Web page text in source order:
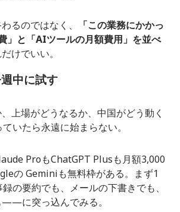
るのではなく、
「この業務にかかっ
」と「AIツールの月額費用」を並べ
けでいい。
中に試す
上場がどうなるか、中国がどう動く
いたら永遠に始まらない。
ProもChatGPT Plusも月額3,000
の Geminiも無料枠がある。まず1
要約でも、メールの下書きでも、
に突っ込んでみる。